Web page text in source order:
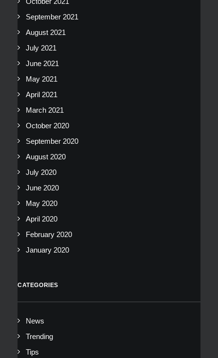
September 2021
August 2021
July 2021
June 2021
May 2021
April 2021
March 2021
October 2020
September 2020
August 2020
July 2020
June 2020
May 2020
April 2020
February 2020
January 2020
CATEGORIES
News
Trending
Tips